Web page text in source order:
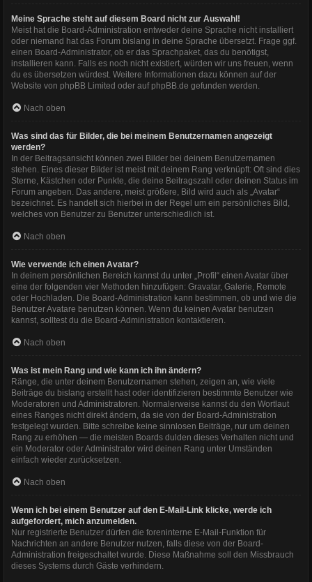
Meine Sprache steht auf diesem Board nicht zur Auswahl!
Meist hat die Board-Administration entweder deine Sprache nicht installiert
oder niemand hat das Forum bislang in deine Sprache übersetzt. Frage ggf.
einen Board-Administrator, ob er das Sprachpaket, das du benötigst,
installieren kann. Falls es noch nicht existiert, würden wir uns freuen, wenn
du es übersetzen würdest. Weitere Informationen dazu können auf der
Website von phpBB Limited oder auf phpBB.de gefunden werden.
Nach oben
Was sind das für Bilder, die bei meinem Benutzernamen angezeigt
werden?
In der Beitragsansicht können zwei Bilder bei deinem Benutzernamen
stehen. Eines dieser Bilder ist meist mit deinem Rang verknüpft: Oft sind dies
Sterne, Kästchen oder Punkte, die deine Beitragszahl oder deinen Status im
Forum angeben. Das andere, meist größere, Bild wird auch als „Avatar“
bezeichnet. Es handelt sich hierbei in der Regel um ein persönliches Bild,
welches von Benutzer zu Benutzer unterschiedlich ist.
Nach oben
Wie verwende ich einen Avatar?
In deinem persönlichen Bereich kannst du unter „Profil“ einen Avatar über
eine der folgenden vier Methoden hinzufügen: Gravatar, Galerie, Remote
oder Hochladen. Die Board-Administration kann bestimmen, ob und wie die
Benutzer Avatare benutzen können. Wenn du keinen Avatar benutzen
kannst, solltest du die Board-Administration kontaktieren.
Nach oben
Was ist mein Rang und wie kann ich ihn ändern?
Ränge, die unter deinem Benutzernamen stehen, zeigen an, wie viele
Beiträge du bislang erstellt hast oder identifizieren bestimmte Benutzer wie
Moderatoren und Administratoren. Normalerweise kannst du den Wortlaut
eines Ranges nicht direkt ändern, da sie von der Board-Administration
festgelegt wurden. Bitte schreibe keine sinnlosen Beiträge, nur um deinen
Rang zu erhöhen — die meisten Boards dulden dieses Verhalten nicht und
ein Moderator oder Administrator wird deinen Rang unter Umständen
einfach wieder zurücksetzen.
Nach oben
Wenn ich bei einem Benutzer auf den E-Mail-Link klicke, werde ich
aufgefordert, mich anzumelden.
Nur registrierte Benutzer dürfen die foreninterne E-Mail-Funktion für
Nachrichten an andere Benutzer nutzen, falls diese von der Board-
Administration freigeschaltet wurde. Diese Maßnahme soll den Missbrauch
dieses Systems durch Gäste verhindern.